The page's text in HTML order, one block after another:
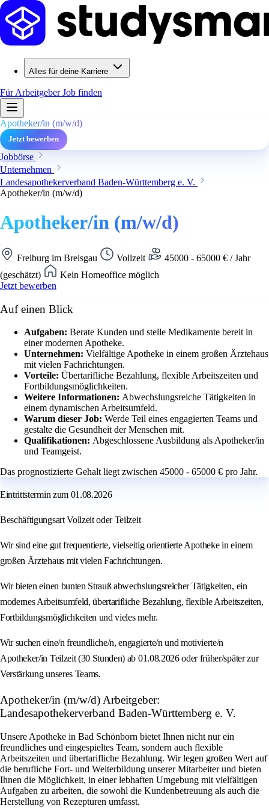
Alles für deine Karriere
Für ArbeitgeberJob finden
Apotheker/in (m/w/d)
Jetzt bewerben
Jobbörse
Unternehmen
Landesapothekerverband Baden-Württemberg e. V.
Apotheker/in (m/w/d)
Apotheker/in (m/w/d)
Freiburg im Breisgau Vollzeit
45000 - 65000 € / Jahr
(geschätzt)
Kein Homeoffice möglich
Jetzt bewerben
Auf einen Blick
Aufgaben: Berate Kunden und stelle Medikamente bereit in
einer modernen Apotheke.
Unternehmen: Vielfältige Apotheke in einem großen Ärztehaus
mit vielen Fachrichtungen.
Vorteile: Übertarifliche Bezahlung, flexible Arbeitszeiten und
Fortbildungsmöglichkeiten.
Weitere Informationen: Abwechslungsreiche Tätigkeiten in
einem dynamischen Arbeitsumfeld.
Warum dieser Job: Werde Teil eines engagierten Teams und
gestalte die Gesundheit der Menschen mit.
Qualifikationen: Abgeschlossene Ausbildung als Apotheker/in
und Teamgeist.
Das prognostizierte Gehalt liegt zwischen 45000 - 65000 € pro Jahr.
Eintrittstermin zum 01.08.2026
Beschäftigungsart Vollzeit oder Teilzeit
Wir sind eine gut frequentierte, vielseitig orientierte Apotheke in einem
großen Ärztehaus mit vielen Fachrichtungen.
Wir bieten einen bunten Strauß abwechslungsreicher Tätigkeiten, ein
modernes Arbeitsumfeld, übertarifliche Bezahlung, flexible Arbeitszeiten,
Fortbildungsmöglichkeiten und vieles mehr.
Wir suchen eine/n freundliche/n, engagierte/n und motivierte/n
Apotheker/in Teilzeit (30 Stunden) ab 01.08.2026 oder früher/später zur
Verstärkung unseres Teams.
Apotheker/in (m/w/d) Arbeitgeber:
Landesapothekerverband Baden-Württemberg e. V.
Unsere Apotheke in Bad Schönborn bietet Ihnen nicht nur ein
freundliches und eingespieltes Team, sondern auch flexible
Arbeitszeiten und übertarifliche Bezahlung. Wir legen großen Wert auf
die berufliche Fort- und Weiterbildung unserer Mitarbeiter und bieten
Ihnen die Möglichkeit, in einer lebhaften Umgebung mit vielfältigen
Aufgaben zu arbeiten, die sowohl die Kundenbetreuung als auch die
Herstellung von Rezepturen umfasst.